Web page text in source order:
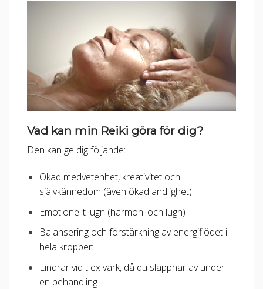
Vad kan min Reiki göra för dig?
Den kan ge dig följande:
Ökad medvetenhet, kreativitet och
självkännedom (även ökad andlighet)
Emotionellt lugn (harmoni och lugn)
Balansering och förstärkning av energiflödet i
hela kroppen
Lindrar vid t ex värk, då du slappnar av under
en behandling